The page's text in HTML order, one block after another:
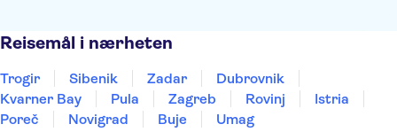
Reisemål i nærheten
Trogir Sibenik Zadar
Dubrovnik
Kvarner Bay
Pula Zagreb Rovinj
Istria
Poreč
Novigrad Buje Umag